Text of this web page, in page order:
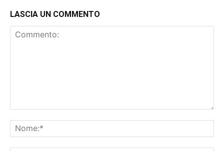
LASCIA UN COMMENTO